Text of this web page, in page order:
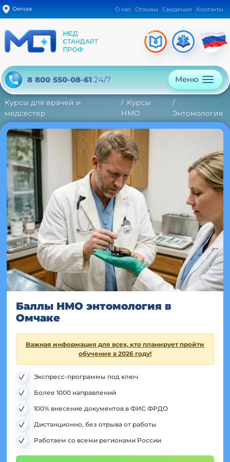
Омчак О нас Отзывы Сведения Контакты
8 800 550-08-61 24/7 Меню
Курсы для врачей и
медсестер
Курсы
НМО
Энтомология
Баллы НМО энтомология в
Омчаке
Важная информация для всех, кто планирует пройти
обучение в 2026 году!
Экспресс-программы под ключ
Более 1000 направлений
100% внесение документов в ФИС ФРДО
Дистанционно, без отрыва от работы
Работаем со всеми регионами России